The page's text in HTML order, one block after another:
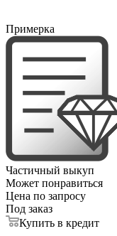
Примерка
Частичный выкуп
Может понравиться
Цена по запросу
Под заказ
Купить в кредит